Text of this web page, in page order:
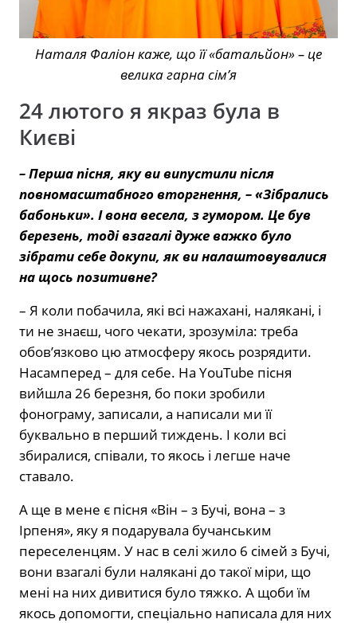
Наталя Фаліон каже, що її «батальйон» – це
велика гарна сім’я
24 лютого я якраз була в
Києві
– Перша пісня, яку ви випустили після
повномасштабного вторгнення, – «Зібрались
бабоньки». І вона весела, з гумором. Це був
березень, тоді взагалі дуже важко було
зібрати себе докупи, як ви налаштовувалися
на щось позитивне?
– Я коли побачила, які всі нажахані, налякані, і
ти не знаєш, чого чекати, зрозуміла: треба
обов’язково цю атмосферу якось розрядити.
Насамперед – для себе. На YouTube пісня
вийшла 26 березня, бо поки зробили
фонограму, записали, а написали ми її
буквально в перший тиждень. І коли всі
збиралися, співали, то якось і легше наче
ставало.
А ще в мене є пісня «Він – з Бучі, вона – з
Ірпеня», яку я подарувала бучанським
переселенцям. У нас в селі жило 6 сімей з Бучі,
вони взагалі були налякані до такої міри, що
мені на них дивитися було тяжко. А щоби їм
якось допомогти, спеціально написала для них